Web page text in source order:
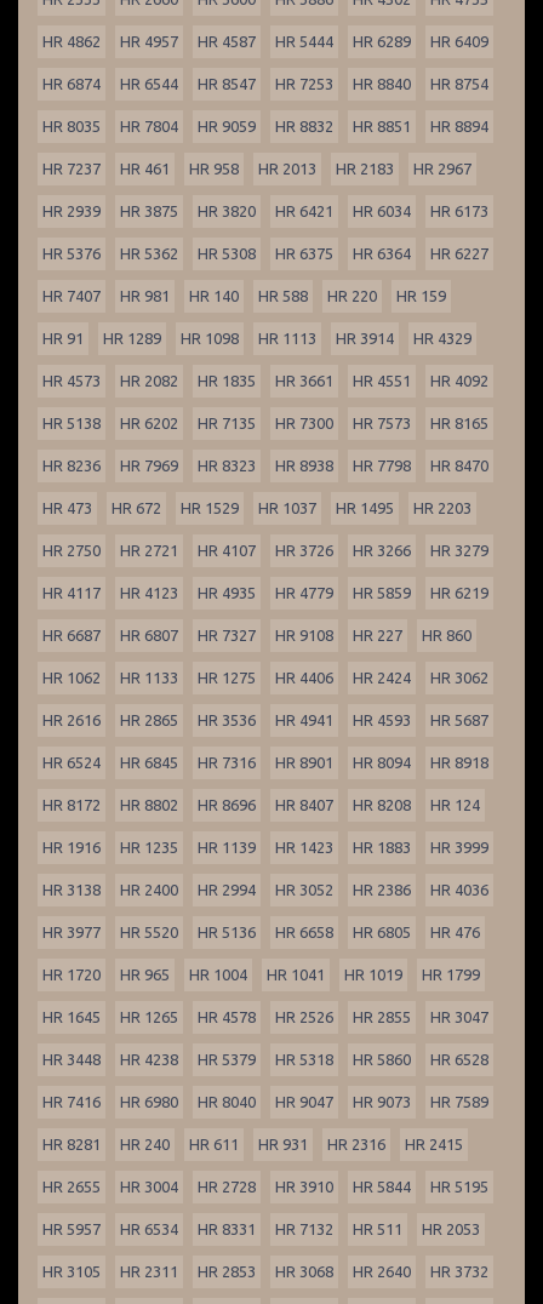
HR 4862 HR 4957 HR 4587 HR 5444 HR 6289 HR 6409
HR 6874 HR 6544 HR 8547 HR 7253 HR 8840 HR 8754
HR 8035 HR 7804 HR 9059 HR 8832 HR 8851 HR 8894
HR 7237 HR 461 HR 958 HR 2013 HR 2183 HR 2967
HR 2939 HR 3875 HR 3820 HR 6421 HR 6034 HR 6173
HR 5376 HR 5362 HR 5308 HR 6375 HR 6364 HR 6227
HR 7407 HR 981 HR 140 HR 588 HR 220 HR 159
HR 91 HR 1289 HR 1098 HR 1113 HR 3914 HR 4329
HR 4573 HR 2082 HR 1835 HR 3661 HR 4551 HR 4092
HR 5138 HR 6202 HR 7135 HR 7300 HR 7573 HR 8165
HR 8236 HR 7969 HR 8323 HR 8938 HR 7798 HR 8470
HR 473 HR 672 HR 1529 HR 1037 HR 1495 HR 2203
HR 2750 HR 2721 HR 4107 HR 3726 HR 3266 HR 3279
HR 4117 HR 4123 HR 4935 HR 4779 HR 5859 HR 6219
HR 6687 HR 6807 HR 7327 HR 9108 HR 227 HR 860
HR 1062 HR 1133 HR 1275 HR 4406 HR 2424 HR 3062
HR 2616 HR 2865 HR 3536 HR 4941 HR 4593 HR 5687
HR 6524 HR 6845 HR 7316 HR 8901 HR 8094 HR 8918
HR 8172 HR 8802 HR 8696 HR 8407 HR 8208 HR 124
HR 1916 HR 1235 HR 1139 HR 1423 HR 1883 HR 3999
HR 3138 HR 2400 HR 2994 HR 3052 HR 2386 HR 4036
HR 3977 HR 5520 HR 5136 HR 6658 HR 6805 HR 476
HR 1720 HR 965 HR 1004 HR 1041 HR 1019 HR 1799
HR 1645 HR 1265 HR 4578 HR 2526 HR 2855 HR 3047
HR 3448 HR 4238 HR 5379 HR 5318 HR 5860 HR 6528
HR 7416 HR 6980 HR 8040 HR 9047 HR 9073 HR 7589
HR 8281 HR 240 HR 611 HR 931 HR 2316 HR 2415
HR 2655 HR 3004 HR 2728 HR 3910 HR 5844 HR 5195
HR 5957 HR 6534 HR 8331 HR 7132 HR 511 HR 2053
HR 3105 HR 2311 HR 2853 HR 3068 HR 2640 HR 3732